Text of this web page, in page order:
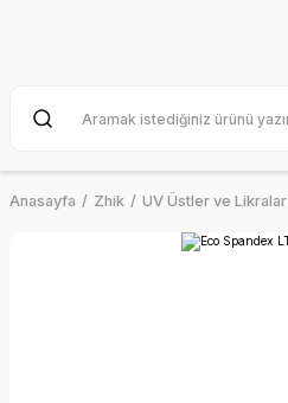
Anasayfa Zhik UV Üstler ve Likralar